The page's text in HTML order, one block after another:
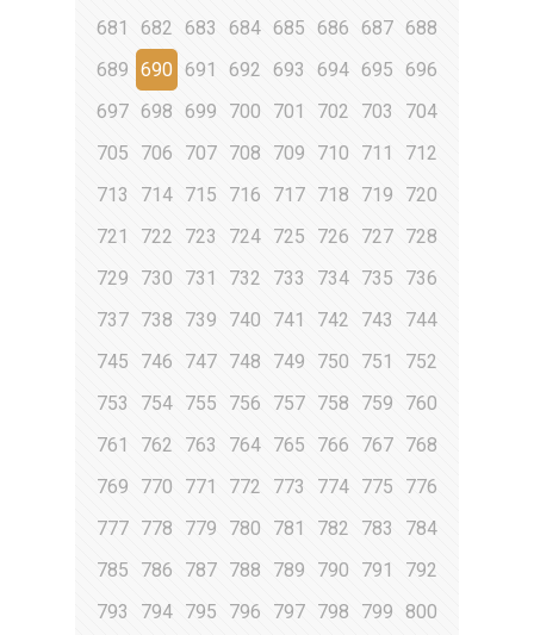
681
682 683 684 685 686 687 688
689 690 691 692 693 694 695
696
697 698 699 700 701 702 703
704
705
706 707 708 709 710 711
712
713
714 715 716 717 718 719
720
721
722 723 724 725 726 727 728
729
730 731 732 733 734 735
736
737 738 739 740 741 742 743
744
745
746 747 748 749 750 751
752
753
754 755 756 757 758 759
760
761
762 763 764 765 766 767 768
769
770 771 772 773 774 775
776
777 778 779 780 781 782 783
784
785
786 787 788 789 790 791
792
793
794 795 796 797 798 799
800